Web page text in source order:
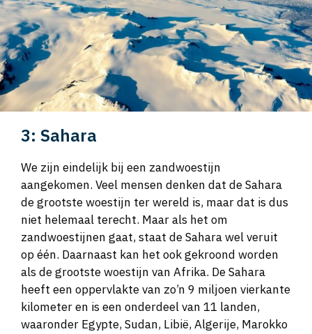
3: Sahara
We zijn eindelijk bij een zandwoestijn
aangekomen. Veel mensen denken dat de Sahara
de grootste woestijn ter wereld is, maar dat is dus
niet helemaal terecht. Maar als het om
zandwoestijnen gaat, staat de Sahara wel veruit
op één. Daarnaast kan het ook gekroond worden
als de grootste woestijn van Afrika. De Sahara
heeft een oppervlakte van zo’n 9 miljoen vierkante
kilometer en is een onderdeel van 11 landen,
waaronder Egypte, Sudan, Libië, Algerije, Marokko